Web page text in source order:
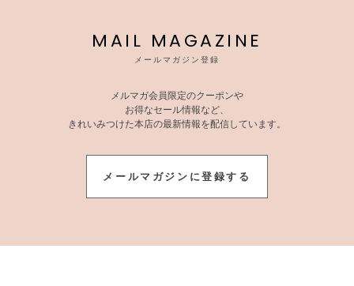
MAIL MAGAZINE
メールマガジン登録
メルマガ会員限定のクーポンや
お得なセール情報など、
きれいみつけた本店の最新情報を配信しています。
メールマガジンに登録する